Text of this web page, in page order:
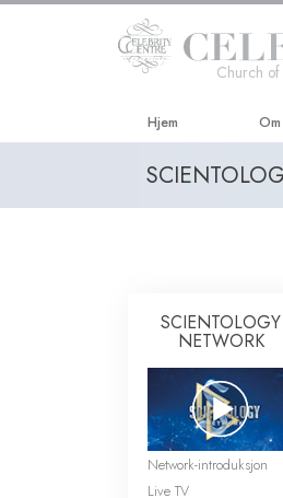
Church
Hjem
SCIENTOLOGY
NETWORK
Network-introduksjon
Live TV